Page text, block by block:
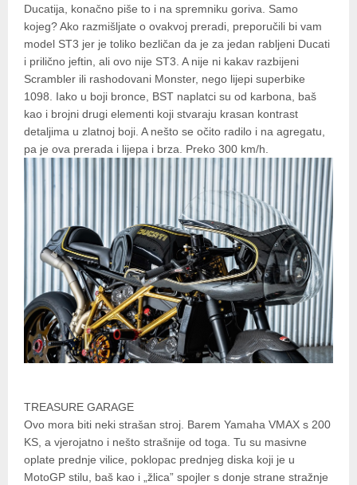
Ducatija, konačno piše to i na spremniku goriva. Samo
kojeg? Ako razmišljate o ovakvoj preradi, preporučili bi vam
model ST3 jer je toliko bezličan da je za jedan rabljeni Ducati
i prilično jeftin, ali ovo nije ST3. A nije ni kakav razbijeni
Scrambler ili rashodovani Monster, nego lijepi superbike
1098. Iako u boji bronce, BST naplatci su od karbona, baš
kao i brojni drugi elementi koji stvaraju krasan kontrast
detaljima u zlatnoj boji. A nešto se očito radilo i na agregatu,
pa je ova prerada i lijepa i brza. Preko 300 km/h.
TREASURE GARAGE
Ovo mora biti neki strašan stroj. Barem Yamaha VMAX s 200
KS, a vjerojatno i nešto strašnije od toga. Tu su masivne
oplate prednje vilice, poklopac prednjeg diska koji je u
MotoGP stilu, baš kao i „žlica” spojler s donje strane stražnje